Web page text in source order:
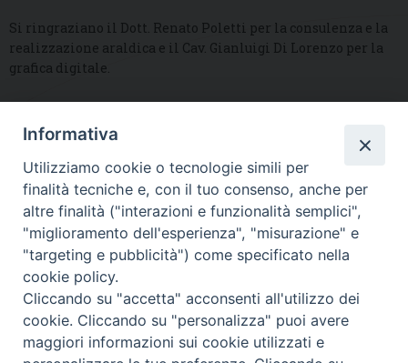
Si ringraziano il Dott. Renato Poletti per la consulenza e la
realizzazione araldica e il Cav. Gianluigi Di Lorenzo per la
grafica digitale.
DIOCESI SUBURBICARIA DI ALBANO
Contatti:Tel.: 06.93268401 - Fax.: 06.9323844
E-mail:curia@diocesidialbano.it
Orari: dal Lunedì al Venerdì Ore: 9:00 - 13:00
Lunedì, Mercoledì e Venerdì, Ore 9:30 - 12:30
Informativa
Utilizziamo cookie o tecnologie simili per
finalità tecniche e, con il tuo consenso, anche per
altre finalità ("interazioni e funzionalità semplici",
"miglioramento dell'esperienza", "misurazione" e
"targeting e pubblicità") come specificato nella
cookie policy.
Cliccando su "accetta" acconsenti all'utilizzo dei
cookie. Cliccando su "personalizza" puoi avere
maggiori informazioni sui cookie utilizzati e